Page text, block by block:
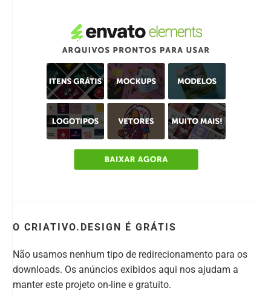
O CRIATIVO.DESIGN É GRÁTIS
Não usamos nenhum tipo de redirecionamento para os
downloads. Os anúncios exibidos aqui nos ajudam a
manter este projeto on-line e gratuito.